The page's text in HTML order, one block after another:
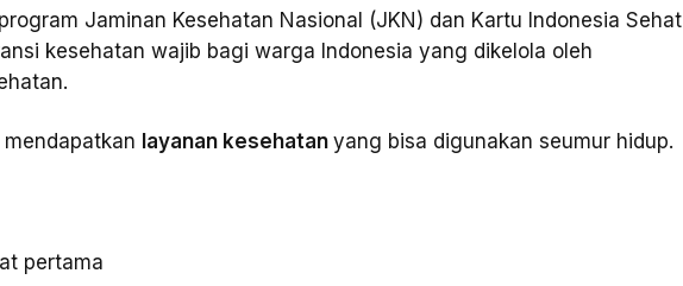
Jaminan Kesehatan Nasional (JKN) dan Kartu Indonesia Sehat
kesehatan wajib bagi warga Indonesia yang dikelola oleh
mendapatkan layanan kesehatanyang bisa digunakan seumur hidup.
pertama